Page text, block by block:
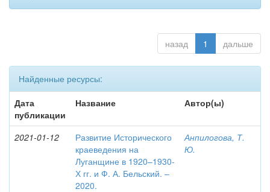
назад 1 дальше
Найденные ресурсы:
Дата
публикации
Название Автор(ы)
2021-01-12
Развитие Исторического
краеведения на
Луганщине в 1920–1930-
Х гг. и Ф. А. Бельский. –
2020.
Анпилогова, Т.
Ю.